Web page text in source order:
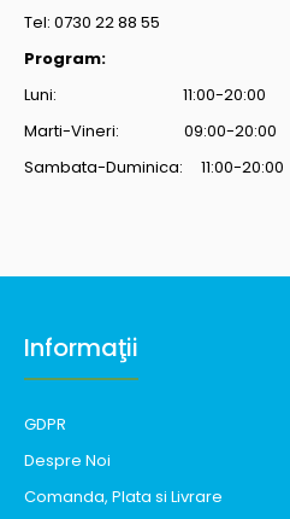
Tel: 0730 22 88 55
Program:
Luni: 11:00-20:00
Marti-Vineri: 09:00-20:00
Sambata-Duminica: 11:00-20:00
Informaţii
GDPR
Despre Noi
Comanda, Plata si Livrare